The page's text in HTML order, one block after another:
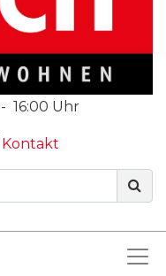
- 16:00 Uhr
Kontakt